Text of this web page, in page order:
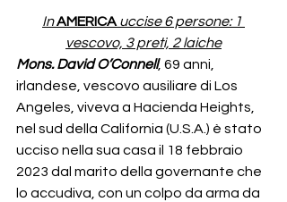
InAMERICA uccise 6 persone: 1
vescovo, 3 preti, 2 laiche
Mons. David O’Connell, 69 anni,
irlandese, vescovo ausiliare di Los
Angeles, viveva a Hacienda Heights,
nel sud della California (U.S.A.) è stato
ucciso nella sua casa il 18 febbraio
2023 dal marito della governante che
lo accudiva, con un colpo da arma da